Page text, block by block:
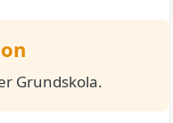
Grundskola.